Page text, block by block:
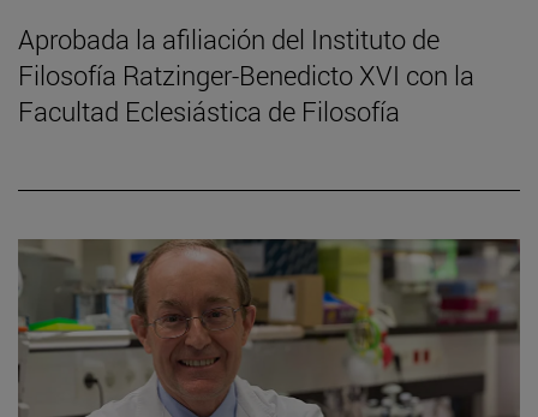
Aprobada la afiliación del Instituto de
Filosofía Ratzinger-Benedicto XVI con la
Facultad Eclesiástica de Filosofía